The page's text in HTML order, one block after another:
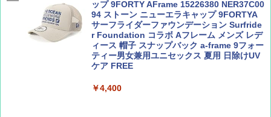
￥1,540
AIRLINE（エアライン）2026年9月号【特
集】ボーイング110周年を祝して！
￥1,760
￥2,277
新しい日本地理 地図・統計・移動から読み
解く (講談社現代新書)
￥1,540
[キャンパーズコレクション 山善] 傘みたいに
広げるだけ パッとサッとテント ブラックコ
ーティング フルクローズ メッシュ 3-4人用
簡単設置 ポップアップテント エクルベージ
ュ(BC仕様) PATC-150B(EB)
￥9,990
ップ 9FORTY AFrame 15226380 NER37C00
94 ストーン ニューエラキャップ 9FORTYA
サーフライダーファウンデーション Surfride
r Foundation コラボ Aフレーム メンズ レデ
ィース 帽子 スナップバック a-frame 9フォー
ティー男女兼用ユニセックス 夏用 日除けUV
ケア FREE
￥4,400